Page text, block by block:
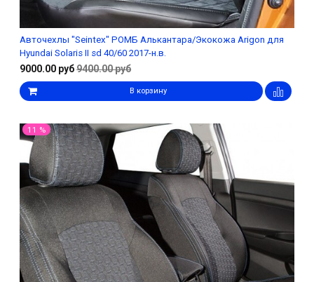
Авточехлы "Seintex" РОМБ Алькантара/Экокожа Arigon для
Hyundai Solaris II sd 40/60 2017-н.в.
9000.00 руб9400.00 руб
В корзину
11 %